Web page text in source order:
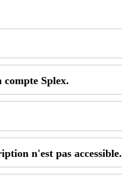
compte Splex.
n'est pas accessible.